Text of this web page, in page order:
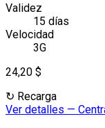
Validez
15 días
Velocidad
3G
24,20 $
↻ Recarga
Ver detalles —